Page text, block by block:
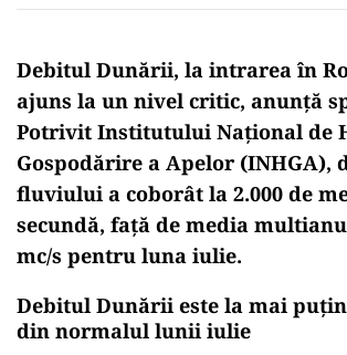
Debitul Dunării, la intrarea în
ajuns la un nivel critic, anunță
Potrivit Institutului Național de
Gospodărire a Apelor (INHGA),
fluviului a coborât la 2.000 de
secundă, față de media
mc/s pentru luna iulie.
Debitul Dunării este la mai
din normalul lunii iulie